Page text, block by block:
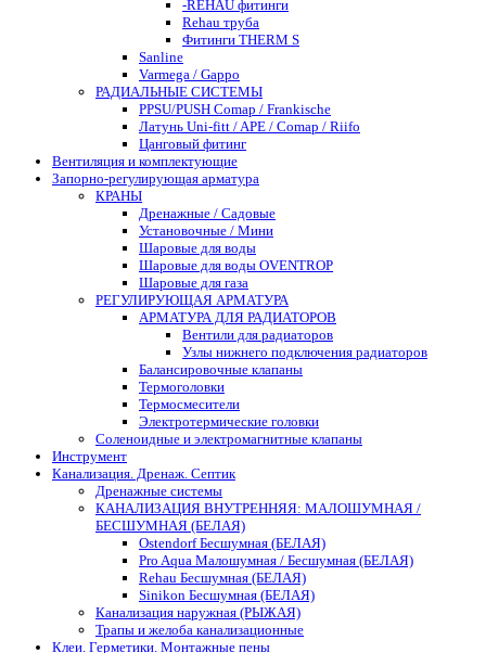
-REHAU фитинги
Rehau труба
Фитинги THERM S
Sanline
Varmega / Gappo
РАДИАЛЬНЫЕ СИСТЕМЫ
PPSU/PUSH Comap / Frankische
Латунь Uni-fitt / APE / Comap / Riifo
Цанговый фитинг
Вентиляция и комплектующие
Запорно-регулирующая арматура
КРАНЫ
Дренажные / Садовые
Установочные / Мини
Шаровые для воды
Шаровые для воды OVENTROP
Шаровые для газа
РЕГУЛИРУЮЩАЯ АРМАТУРА
АРМАТУРА ДЛЯ РАДИАТОРОВ
Вентили для радиаторов
Узлы нижнего подключения радиаторов
Балансировочные клапаны
Термоголовки
Термосмесители
Электротермические головки
Соленоидные и электромагнитные клапаны
Инструмент
Канализация. Дренаж. Септик
Дренажные системы
КАНАЛИЗАЦИЯ ВНУТРЕННЯЯ: МАЛОШУМНАЯ /
БЕСШУМНАЯ (БЕЛАЯ)
Ostendorf Бесшумная (БЕЛАЯ)
Pro Aqua Малошумная / Бесшумная (БЕЛАЯ)
Rehau Бесшумная (БЕЛАЯ)
Sinikon Бесшумная (БЕЛАЯ)
Канализация наружная (РЫЖАЯ)
Трапы и желоба канализационные
Клеи. Герметики. Монтажные пены